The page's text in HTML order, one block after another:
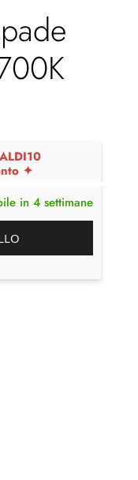
✦
in 4 settimane